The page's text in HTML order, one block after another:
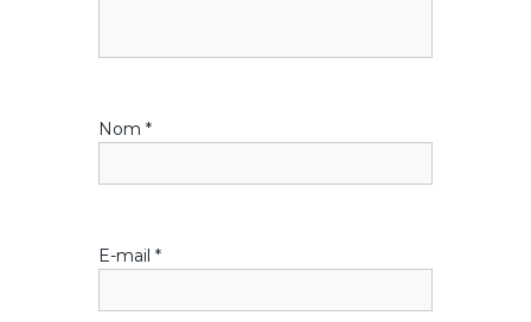
Nom*
E-mail*